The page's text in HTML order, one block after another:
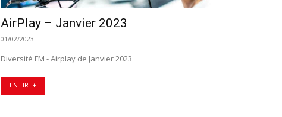
AirPlay – Janvier 2023
01/02/2023
Diversité FM - Airplay de Janvier 2023
EN LIRE +